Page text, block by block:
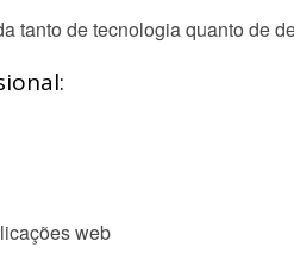
tanto de tecnologia quanto de
web